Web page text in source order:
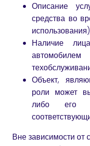
Описание
средства во
Наличие
Объект,
роли может
либо его
Вне зависимости от